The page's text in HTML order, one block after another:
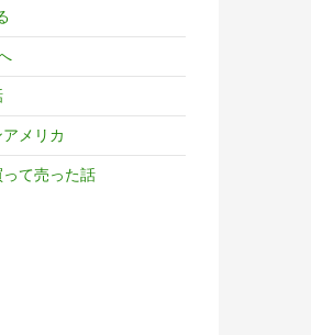
メリカ
って売った話